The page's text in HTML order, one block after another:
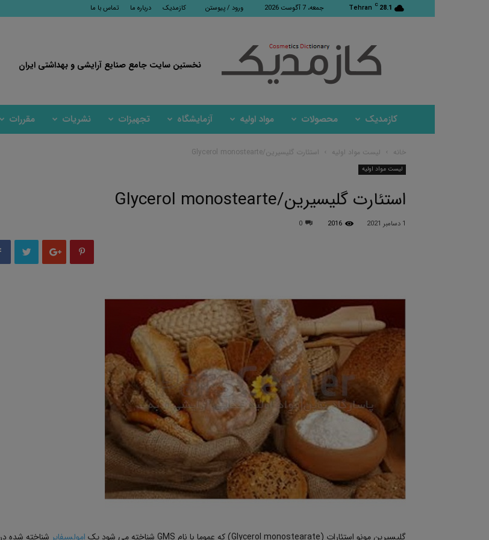
28.1
C
Tehran جمعه، 7 آگوست 2026 ورود / پیوستن کازمدیک درباره ما تماس با ما
نخستین سایت جامع صنایع آرایشی و بهداشتی ایران
کازمدیک محصولات مواد اولیه آزمایشگاه تجهیزات نشریات مقررات
خانه لیست مواد اولیه استئارت گلیسیرین/Glycerol monostearte
لیست مواد اولیه
استئارت گلیسیرین/Glycerol monostearte
1 دسامبر 2021 2016
0
گلیسیرین مونو استئارات (Glycerol monostearate) که عموما با نام GMS شناخته می شود یک امولسیفایر شناخته شده در